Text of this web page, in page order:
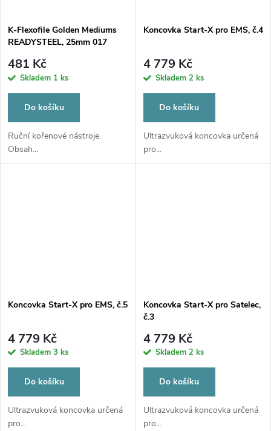
K-Flexofile Golden Mediums
READYSTEEL, 25mm 017
481 Kč
Skladem 1 ks
Do košíku
Ruční kořenové nástroje.
Obsah...
Koncovka Start-X pro EMS, č.4
4 779 Kč
Skladem 2 ks
Do košíku
Ultrazvuková koncovka určená
pro...
Koncovka Start-X pro EMS, č.5
4 779 Kč
Skladem 3 ks
Do košíku
Ultrazvuková koncovka určená
pro...
Koncovka Start-X pro Satelec,
č.3
4 779 Kč
Skladem 2 ks
Do košíku
Ultrazvuková koncovka určená
pro...